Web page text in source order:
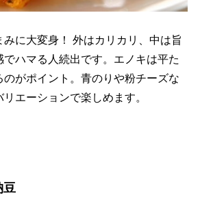
に大変身！ 外はカリカリ、中は旨
ハマる人続出です。エノキは平た
のがポイント。青のりや粉チーズな
エーションで楽しめます。
豆